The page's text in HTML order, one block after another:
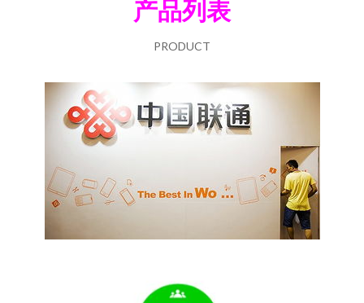
产品列表
PRODUCT